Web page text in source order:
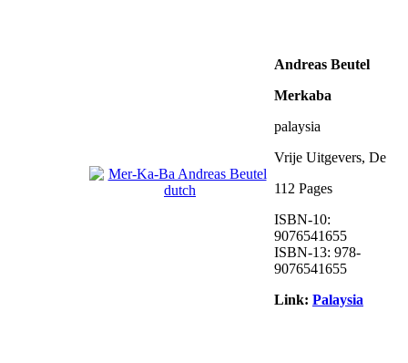
Andreas Beutel
Merkaba
palaysia
Vrije Uitgevers, De
112 Pages
ISBN-10:
9076541655
ISBN-13: 978-
9076541655
Link: Palaysia